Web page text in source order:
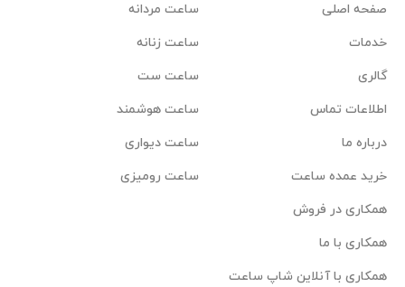
صفحه اصلی
خدمات
گالری
اطلاعات تماس
درباره ما
خرید عمده ساعت
همکاری در فروش
همکاری با ما
همکاری با آنلاین شاپ ساعت
ساعت مردانه
ساعت زنانه
ساعت ست
ساعت هوشمند
ساعت دیواری
ساعت رومیزی